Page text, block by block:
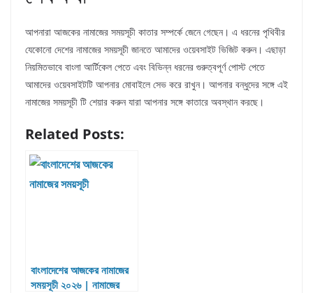
আপনারা আজকের নামাজের সময়সূচী কাতার সম্পর্কে জেনে গেছেন। এ ধরনের পৃথিবীর
যেকোনো দেশের নামাজের সময়সূচী জানতে আমাদের ওয়েবসাইট ভিজিট করুন। এছাড়া
নিয়মিতভাবে বাংলা আর্টিকেল পেতে এবং বিভিন্ন ধরনের গুরুত্বপূর্ণ পোস্ট পেতে
আমাদের ওয়েবসাইটটি আপনার মোবাইলে সেভ করে রাখুন। আপনার বন্ধুদের সঙ্গে এই
নামাজের সময়সূচী টি শেয়ার করুন যারা আপনার সঙ্গে কাতারে অবস্থান করছে।
Related Posts:
বাংলাদেশের আজকের নামাজের
সময়সূচী ২০২৬ | নামাজের